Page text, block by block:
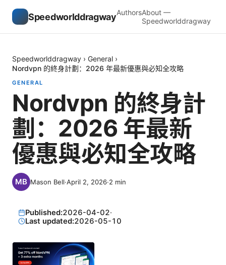
SpeedworlddragwayAuthorsAbout —
Speedworlddragway
Speedworlddragway › General ›
Nordvpn 的終身計劃：2026 年最新優惠與必知全攻略
GENERAL
Nordvpn 的終身計
劃：2026 年最新
優惠與必知全攻略
Mason Bell·April 2, 2026·2 min
Published:2026-04-02·
Last updated:2026-05-10